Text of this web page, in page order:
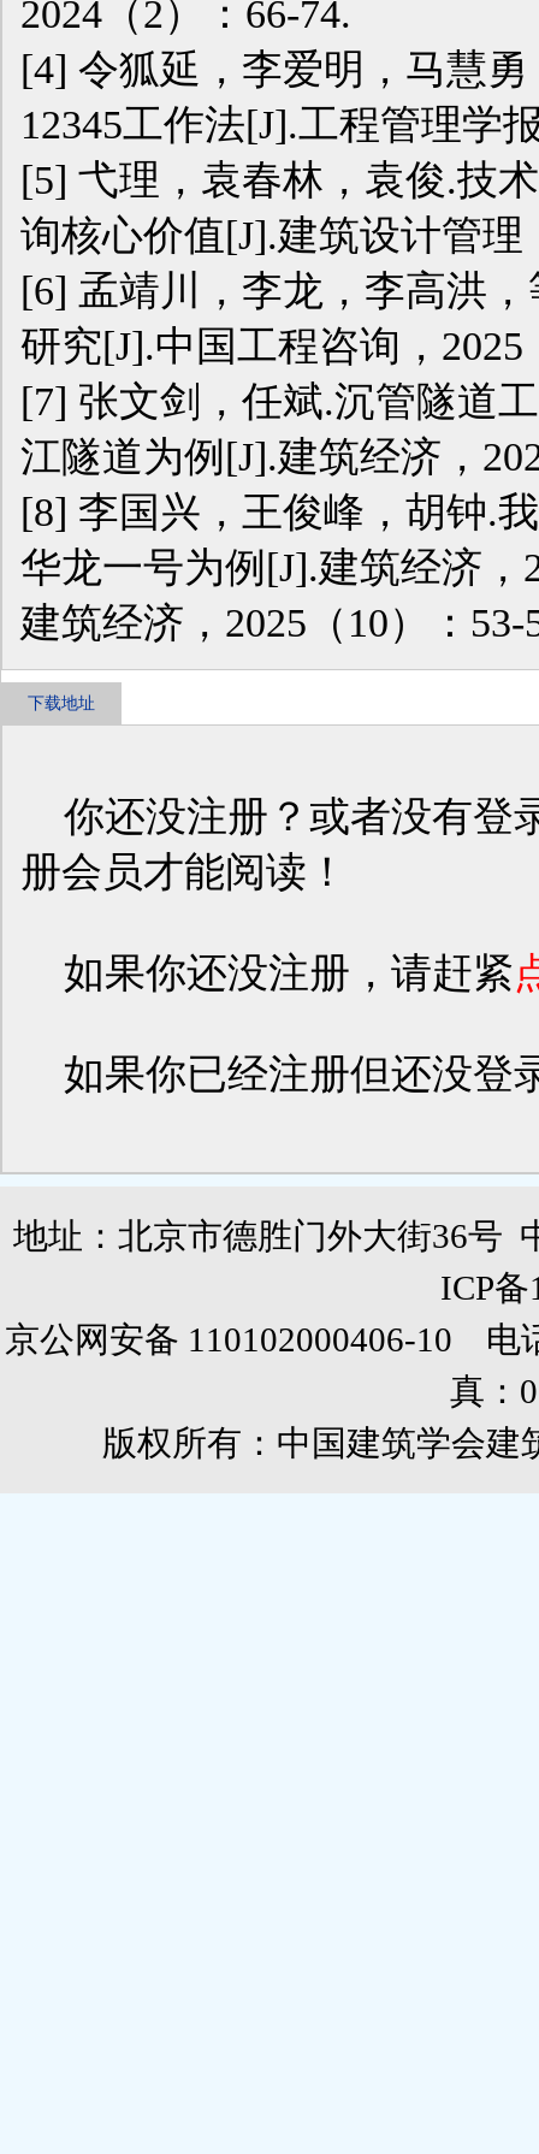
2024（2）：66-74.
[4] 令狐延，李爱明，马慧
12345工作法[J].工程管理学
[5] 弋理，袁春林，袁俊.技
询核心价值[J].建筑设计管理
[6] 孟靖川，李龙，李高洪
研究[J].中国工程咨询，2025
[7] 张文剑，任斌.沉管隧道
江隧道为例[J].建筑经济，
[8] 李国兴，王俊峰，胡钟.
华龙一号为例[J].建筑经济，
建筑经济，2025（10）：53-
下载地址
你还没注册？或者没有登
册会员才能阅读！
如果你还没注册，请赶紧
如果你已经注册但还没登
地址：北京市德胜门外大街36
ICP备
京公网安备 110102000406-10 电
真：
版权所有：中国建筑学会